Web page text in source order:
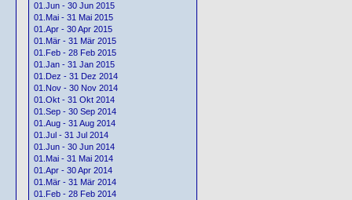
01.Jun - 30 Jun 2015
01.Mai - 31 Mai 2015
01.Apr - 30 Apr 2015
01.Mär - 31 Mär 2015
01.Feb - 28 Feb 2015
01.Jan - 31 Jan 2015
01.Dez - 31 Dez 2014
01.Nov - 30 Nov 2014
01.Okt - 31 Okt 2014
01.Sep - 30 Sep 2014
01.Aug - 31 Aug 2014
01.Jul - 31 Jul 2014
01.Jun - 30 Jun 2014
01.Mai - 31 Mai 2014
01.Apr - 30 Apr 2014
01.Mär - 31 Mär 2014
01.Feb - 28 Feb 2014